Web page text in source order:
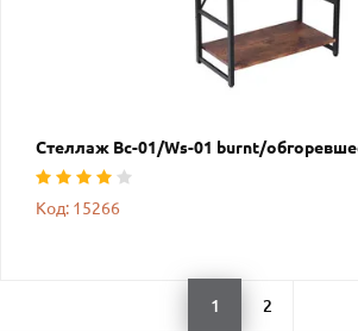
Стеллаж Вс-01/Ws-01 burnt/
Код: 15266
1 2